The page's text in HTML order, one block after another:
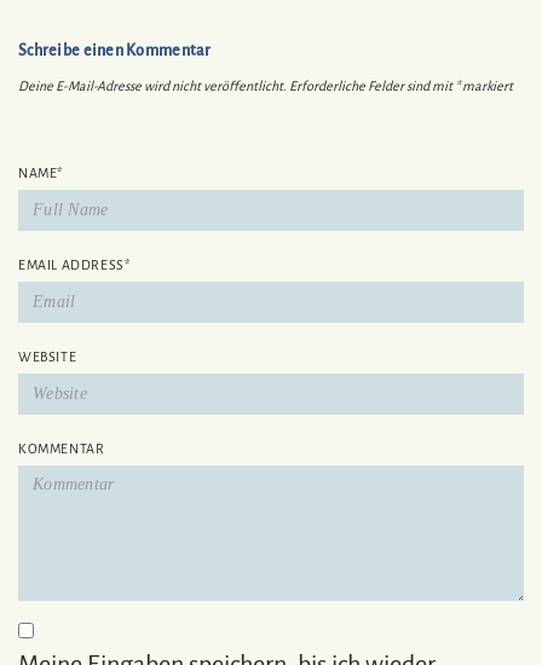
Schreibe einen Kommentar
Deine E-Mail-Adresse wird nicht veröffentlicht. Erforderliche Felder sind mit *markiert
NAME*
EMAIL ADDRESS*
WEBSITE
KOMMENTAR